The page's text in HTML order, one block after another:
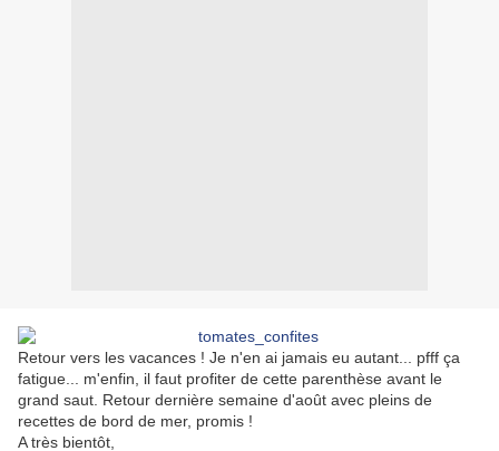
Retour vers les vacances ! Je n'en ai jamais eu autant... pfff ça
fatigue... m'enfin, il faut profiter de cette parenthèse avant le
grand saut. Retour dernière semaine d'août avec pleins de
recettes de bord de mer, promis !
A très bientôt,